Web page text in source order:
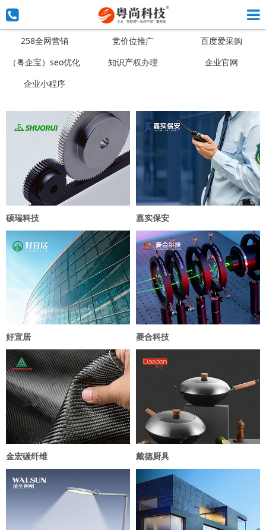
258全网营销 竞价位推广
百度爱采购
（粤企宝）seo优化
知识产权办理
企业官网
企业小程序
硕瑞科技 嘉实保安
好宜居 菱合科技
金宏碳纤维 戴德厨具